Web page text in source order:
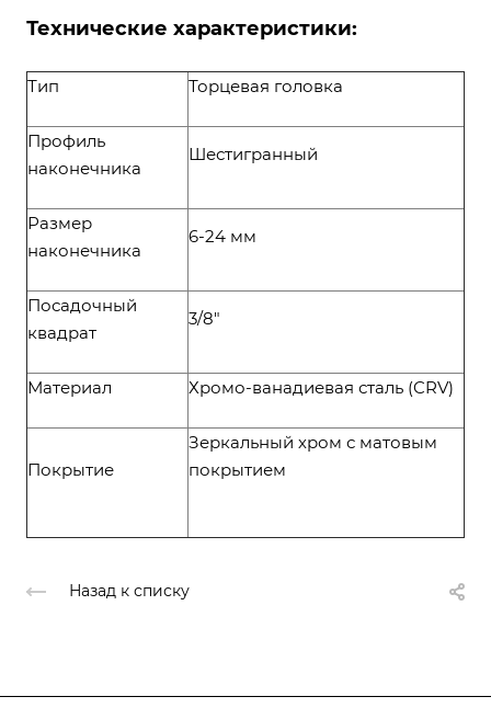
Технические характеристики:
Тип Торцевая головка
Профиль
наконечника
Шестигранный
Размер
наконечника
6-24 мм
Посадочный
квадрат
3/8"
Материал Хромо-ванадиевая сталь (CRV)
Покрытие
Зеркальный хром с матовым
покрытием
Назад к списку